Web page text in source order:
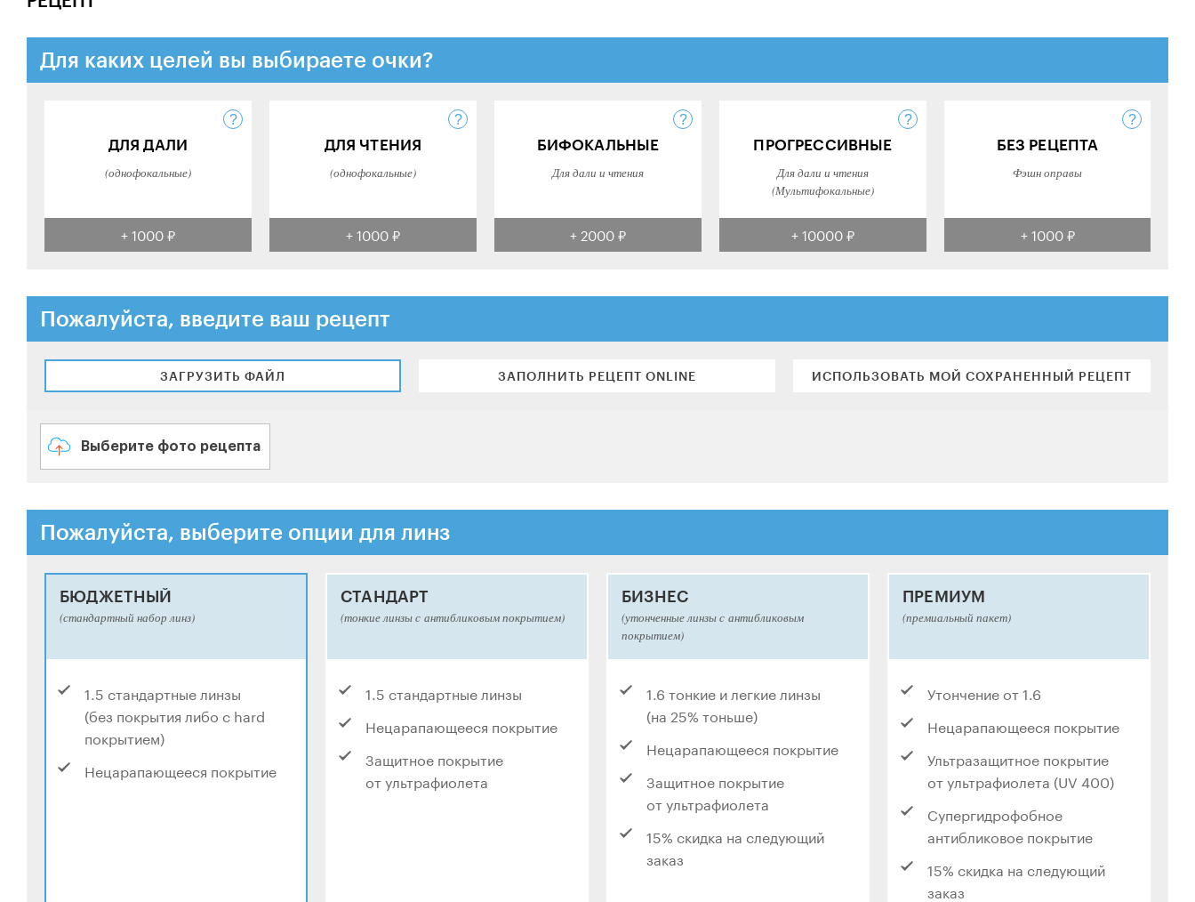
Для каких целей вы выбираете очки?
ДЛЯ ДАЛИ
(однофокальные)
+ 1000 ₽
ДЛЯ ЧТЕНИЯ
(однофокальные)
+ 1000 ₽
БИФОКАЛЬНЫЕ
Для дали и чтения
+ 2000 ₽
ПРОГРЕССИВНЫЕ
Для дали и чтения
(Мультифокальные)
+ 10000 ₽
БЕЗ РЕЦЕПТА
Фэшн оправы
+ 1000 ₽
Пожалуйста, введите ваш рецепт
ЗАГРУЗИТЬ ФАЙЛ ЗАПОЛНИТЬ РЕЦЕПТ ONLINE ИСПОЛЬЗОВАТЬ МОЙ СОХРАНЕННЫЙ РЕЦЕПТ
Выберите фото рецепта
Пожалуйста, выберите опции для линз
БЮДЖЕТНЫЙ
(стандартный набор линз)
1.5 стандартные линзы
(без покрытия либо с hard
покрытием)
Нецарапающееся покрытие
СТАНДАРТ
(тонкие линзы с антибликовым покрытием)
1.5 стандартные линзы
Нецарапающееся покрытие
Защитное покрытие
от ультрафиолета
БИЗНЕС
(утонченные линзы с антибликовым
покрытием)
1.6 тонкие и легкие линзы
(на 25% тоньше)
Нецарапающееся покрытие
Защитное покрытие
от ультрафиолета
15% скидка на следующий
заказ
ПРЕМИУМ
(премиальный пакет)
Утончение от 1.6
Нецарапающееся покрытие
Ультразащитное покрытие
от ультрафиолета (UV 400)
Супергидрофобное
антибликовое покрытие
15% скидка на следующий
заказ